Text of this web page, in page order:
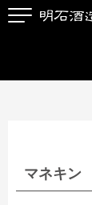
マネキン